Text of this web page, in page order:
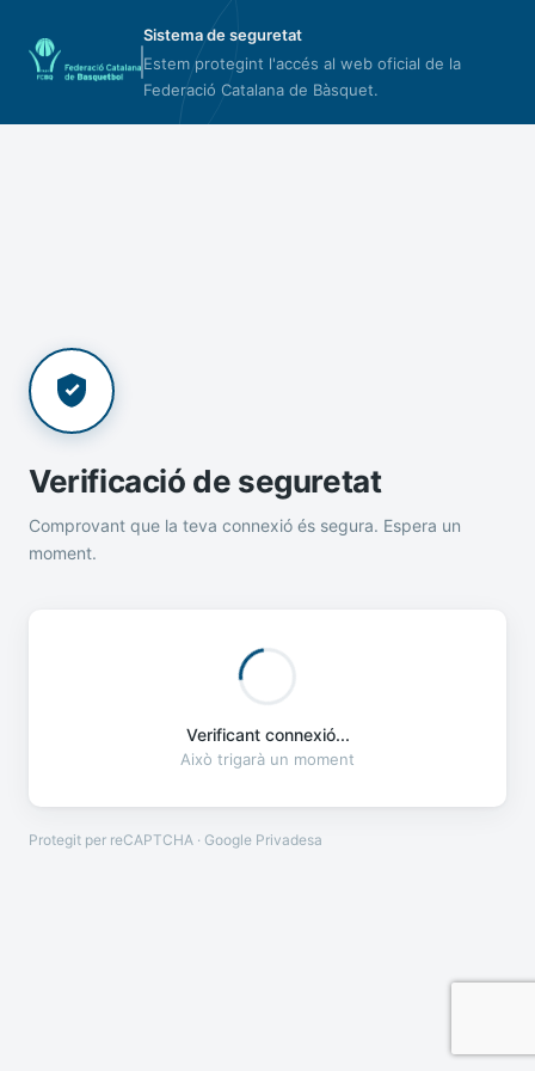
Sistema de seguretat
Estem protegint l'accés al web oficial de la
Federació Catalana de Bàsquet.
Verificació de seguretat
Comprovant que la teva connexió és segura. Espera un
moment.
Verificant connexió...
Això trigarà un moment
Protegit per reCAPTCHA · Google Privadesa